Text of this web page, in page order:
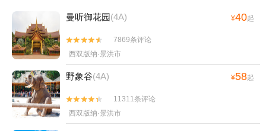
曼听御花园(4A) ¥40起


7869条评论
西双版纳·景洪市
野象谷(4A) ¥58起


11311条评论
西双版纳·景洪市